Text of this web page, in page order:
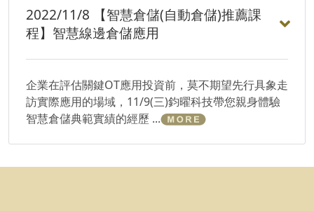
2022/11/8 【智慧倉儲(自動倉儲)推薦課
程】智慧線邊倉儲應用
企業在評估關鍵OT應用投資前，莫不期望先行具象走
訪實際應用的場域，11/9(三)鈞曜科技帶您親身體驗
智慧倉儲典範實績的經歷 ...